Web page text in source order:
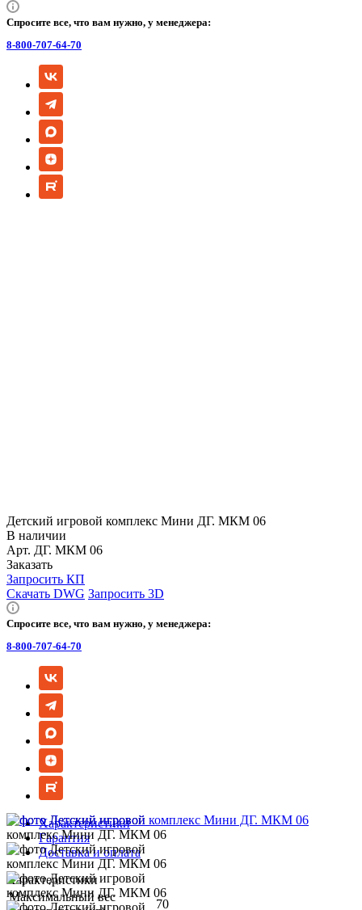
Спросите все, что вам нужно, у менеджера:
8-800-707-64-70
Детский игровой комплекс Мини ДГ. МКМ 06
В наличии
Арт. ДГ. МКМ 06
Заказать
Запросить КП
Скачать DWG Запросить 3D
Спросите все, что вам нужно, у менеджера:
8-800-707-64-70
Характеристики
Гарантия
Доставка и оплата
Характеристики
Максимальный вес
70